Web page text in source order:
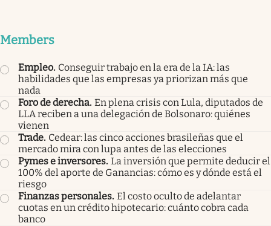
Members
Empleo. Conseguir trabajo en la era de la IA: las
habilidades que las empresas ya priorizan más que
nada
Foro de derecha. En plena crisis con Lula, diputados de
LLA reciben a una delegación de Bolsonaro: quiénes
vienen
Trade. Cedear: las cinco acciones brasileñas que el
mercado mira con lupa antes de las elecciones
Pymes e inversores. La inversión que permite deducir el
100% del aporte de Ganancias: cómo es y dónde está el
riesgo
Finanzas personales. El costo oculto de adelantar
cuotas en un crédito hipotecario: cuánto cobra cada
banco